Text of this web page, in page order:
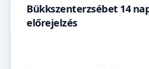
Bükkszenterzsébet 14
előrejelzés